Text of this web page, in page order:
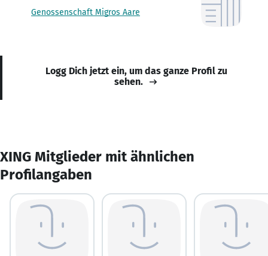
Genossenschaft Migros Aare
Logg Dich jetzt ein, um das ganze Profil zu
sehen.
XING Mitglieder mit ähnlichen
Profilangaben